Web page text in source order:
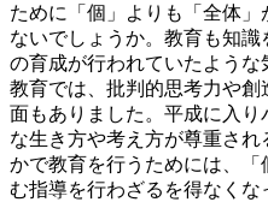
ために「個」よりも「全体
ないでしょうか。教育も知
の育成が行われていたよう
教育では、批判的思考力や
面もありました。平成に入
な生き方や考え方が尊重さ
かで教育を行うためには、
む指導を行わざるを得なくな